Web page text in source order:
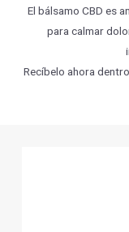
El bálsamo CBD es
para calmar
Recíbelo ahora